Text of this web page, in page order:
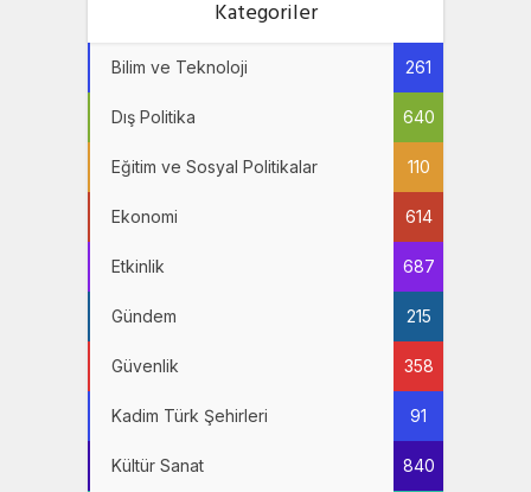
Kategoriler
Bilim ve Teknoloji 261
Dış Politika 640
Eğitim ve Sosyal Politikalar 110
Ekonomi 614
Etkinlik 687
Gündem 215
Güvenlik 358
Kadim Türk Şehirleri 91
Kültür Sanat 840